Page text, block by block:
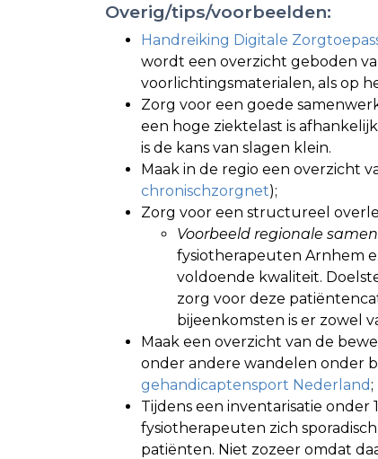
Overig/tips/voorbeelden:
Handreiking Digitale
wordt een overzicht geboden
voorlichtingsmaterialen, als op
Zorg voor een goede
een hoge ziektelast is
is de kans van slagen klein.
Maak in de regio een overzicht
chronischzorgnet);
Zorg voor een structureel
Voorbeeld regionale
fysiotherapeuten Arnhem
voldoende kwaliteit.
zorg voor deze
bijeenkomsten is er zowel
Maak een overzicht van de
onder andere wandelen onder
gehandicaptensport Nederland ;
Tijdens een inventarisatie onder 1
fysiotherapeuten zich
patiënten. Niet zozeer omdat